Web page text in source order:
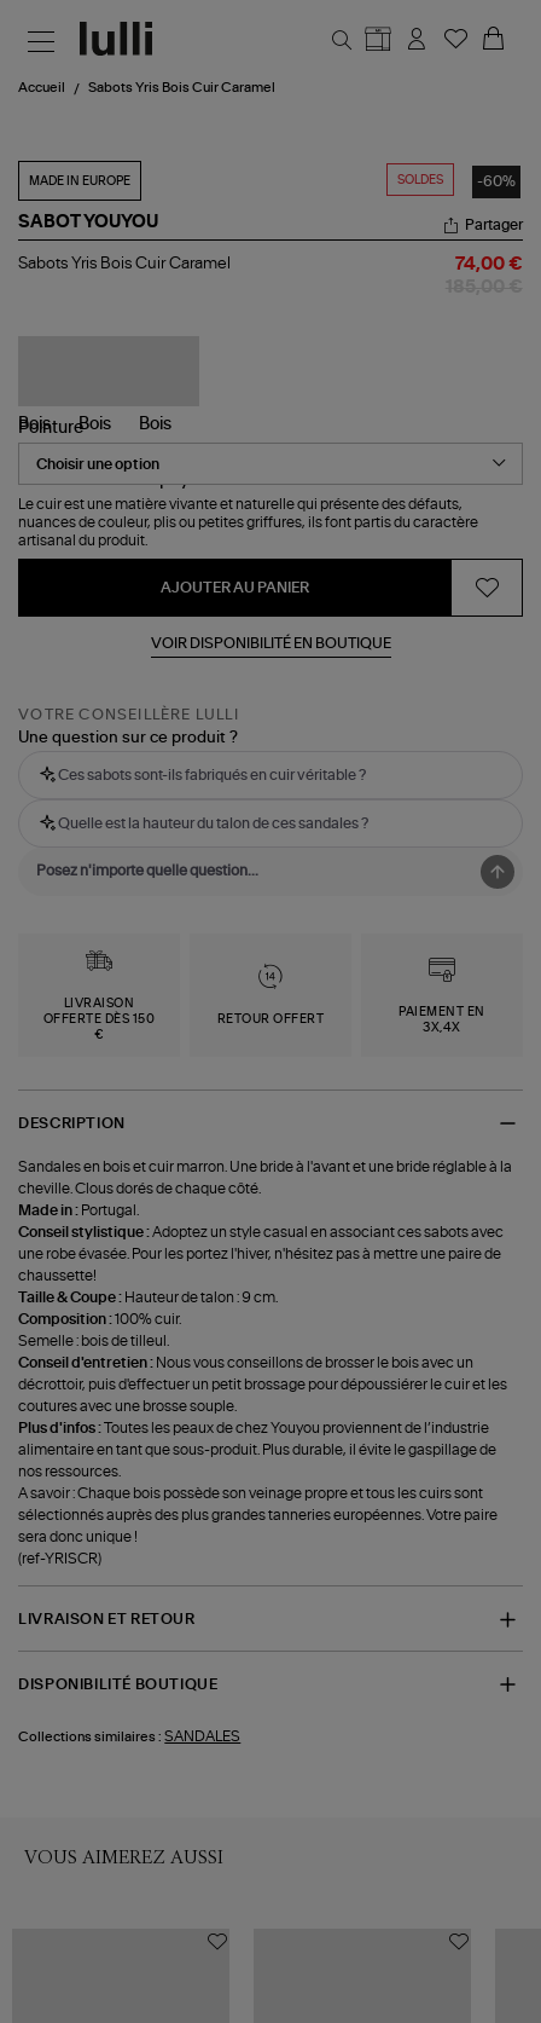
Accueil Sabots Yris Bois Cuir Caramel
SOLDES -60%
MADE IN EUROPE
SABOT YOUYOU
Sabots
Partager
Sabots Yris Bois Cuir Caramel 74,00 €
Pointure
Le cuir est une matière vivante et naturelle qui présente des défauts,
nuances de couleur, plis ou petites griffures, ils font partis du caractère
artisanal du produit.
AJOUTER AU PANIER
VOIR DISPONIBILITÉ EN BOUTIQUE
VOTRE CONSEILLÈRE LULLI
Une question sur ce produit ?
Ces sabots sont-ils fabriqués en cuir véritable ?
Quelle est la hauteur du talon de ces sandales ?
LIVRAISON
OFFERTE DÈS 150
€
RETOUR OFFERT
PAIEMENT EN
3X,4X
DESCRIPTION
Sandales en bois et cuir marron. Une bride à l'avant et une bride réglable à la
cheville. Clous dorés de chaque côté.
Made in : Portugal.
Conseil stylistique :Adoptez un style casual en associant ces sabots avec
une robe évasée. Pour les portez l'hiver, n'hésitez pas à mettre une paire de
chaussette!
Taille & Coupe : Hauteur de talon : 9 cm.
Composition :100% cuir.
Semelle : bois de tilleul.
Conseil d'entretien : Nous vous conseillons de brosser le bois avec un
décrottoir, puis d'effectuer un petit brossage pour dépoussiérer le cuir et les
coutures avec une brosse souple.
Plus d'infos :
Toutes les peaux de chez Youyou proviennent de l’industrie
alimentaire en tant que sous-produit. Plus durable, il évite le gaspillage de
nos ressources.
A savoir : Chaque bois possède son veinage propre et tous les cuirs sont
sélectionnés auprès des plus grandes tanneries européennes. Votre paire
sera donc unique !
(ref-YRISCR)
LIVRAISON ET RETOUR
DISPONIBILITÉ BOUTIQUE
Collections similaires : SANDALES
VOUS AIMEREZ AUSSI